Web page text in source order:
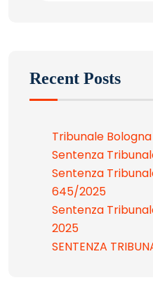
Recent Posts
Tribunale
Sentenza
Sentenza
645/2025
Sentenza
2025
SENTENZA